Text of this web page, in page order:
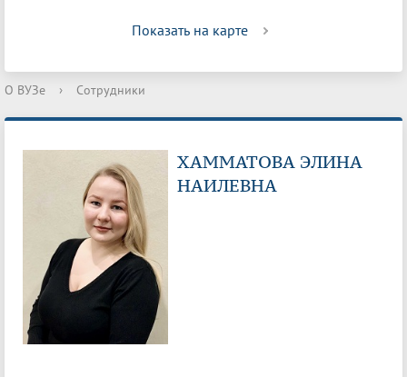
Показать на карте
О ВУЗе › Сотрудники
ХАММАТОВА ЭЛИНА
НАИЛЕВНА